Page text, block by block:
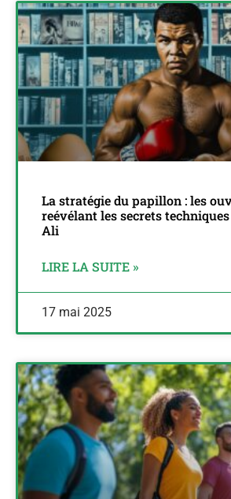
La stratégie du papillon : les
reévélant les secrets
Ali
LIRE LA SUITE »
17 mai 2025